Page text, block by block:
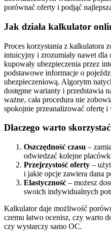
porównać oferty i podjąć
Jak działa kalkulator
Proces korzystania z kalkulatora
intuicyjny i zrozumiały nawet
kupowały ubezpieczenia przez
podstawowe informacje o
ubezpieczeniową. Algorytm
dostępne warianty i przedstawia
ważne, cała procedura nie
spokojnie przeanalizować ofertę
Dlaczego warto
Oszczędność czasu –
odwiedzać kolejne
Przejrzystość oferty –
i jakie opcje zawiera dana
Elastyczność – możesz
swoich indywidualnych
Kalkulator daje możliwość
czemu łatwo ocenisz, czy warto
czy wystarczy samo OC.